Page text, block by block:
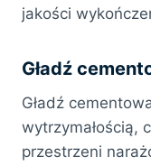
jakości
Gładź
Gładź
wytrzymałością,
przestrzeni